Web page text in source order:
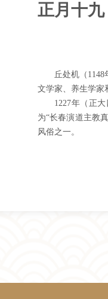
正月十九
丘处机（
文学家、养生学家
1227年（正
为“长春演道主教
风俗之一。